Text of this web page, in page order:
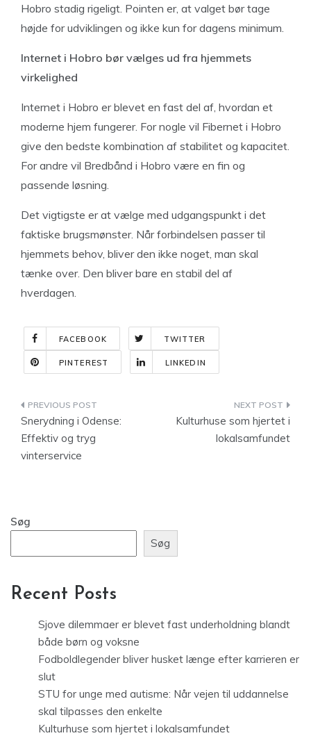
Hobro stadig rigeligt. Pointen er, at valget bør tage
højde for udviklingen og ikke kun for dagens minimum.
Internet i Hobro bør vælges ud fra hjemmets
virkelighed
Internet i Hobro er blevet en fast del af, hvordan et
moderne hjem fungerer. For nogle vil Fibernet i Hobro
give den bedste kombination af stabilitet og kapacitet.
For andre vil Bredbånd i Hobro være en fin og
passende løsning.
Det vigtigste er at vælge med udgangspunkt i det
faktiske brugsmønster. Når forbindelsen passer til
hjemmets behov, bliver den ikke noget, man skal
tænke over. Den bliver bare en stabil del af
hverdagen.
FACEBOOK TWITTER
PINTEREST LINKEDIN
Indlægsnavigation
Snerydning i Odense:
Effektiv og tryg
vinterservice
Kulturhuse som hjertet i
lokalsamfundet
Søg
Søg
Recent Posts
Sjove dilemmaer er blevet fast underholdning blandt
både børn og voksne
Fodboldlegender bliver husket længe efter karrieren er
slut
STU for unge med autisme: Når vejen til uddannelse
skal tilpasses den enkelte
Kulturhuse som hjertet i lokalsamfundet